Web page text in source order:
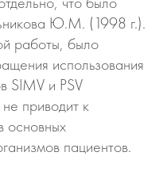
Ю.М. (1998 г.).
работы, было
использования
SIMV и PSV
приводит к
основных
пациентов.